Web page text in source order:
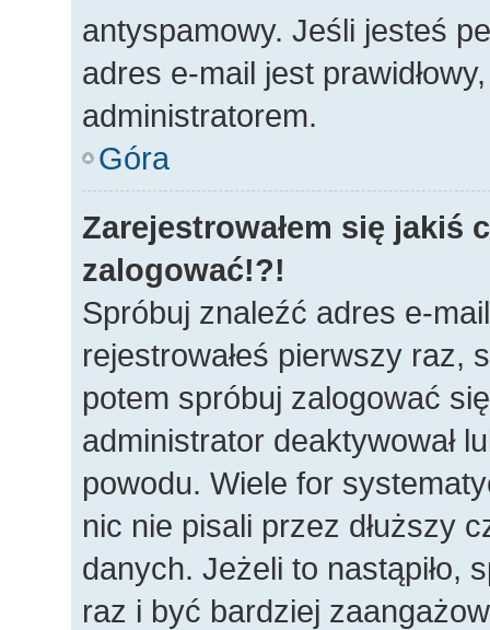
antyspamowy. Jeśli jesteś
adres e-mail jest
administratorem.
Góra
Zarejestrowałem się jakiś
zalogować!?!
Spróbuj znaleźć adres e-
rejestrowałeś pierwszy raz,
potem spróbuj zalogować
administrator deaktywował
powodu. Wiele for
nic nie pisali przez dłuższy
danych. Jeżeli to nastąpiło,
raz i być bardziej